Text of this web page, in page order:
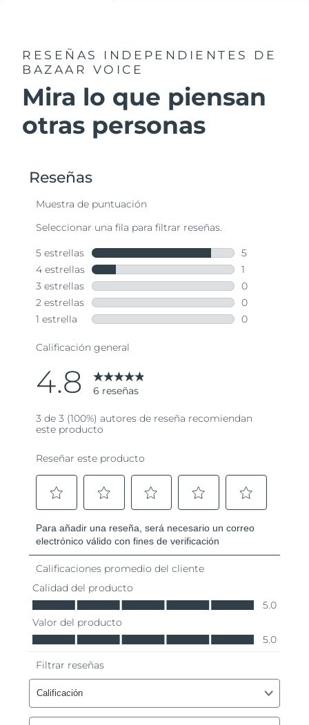
RESEÑAS INDEPENDIENTES
DE
BAZAAR VOICE
Mira lo que piensan
otras personas